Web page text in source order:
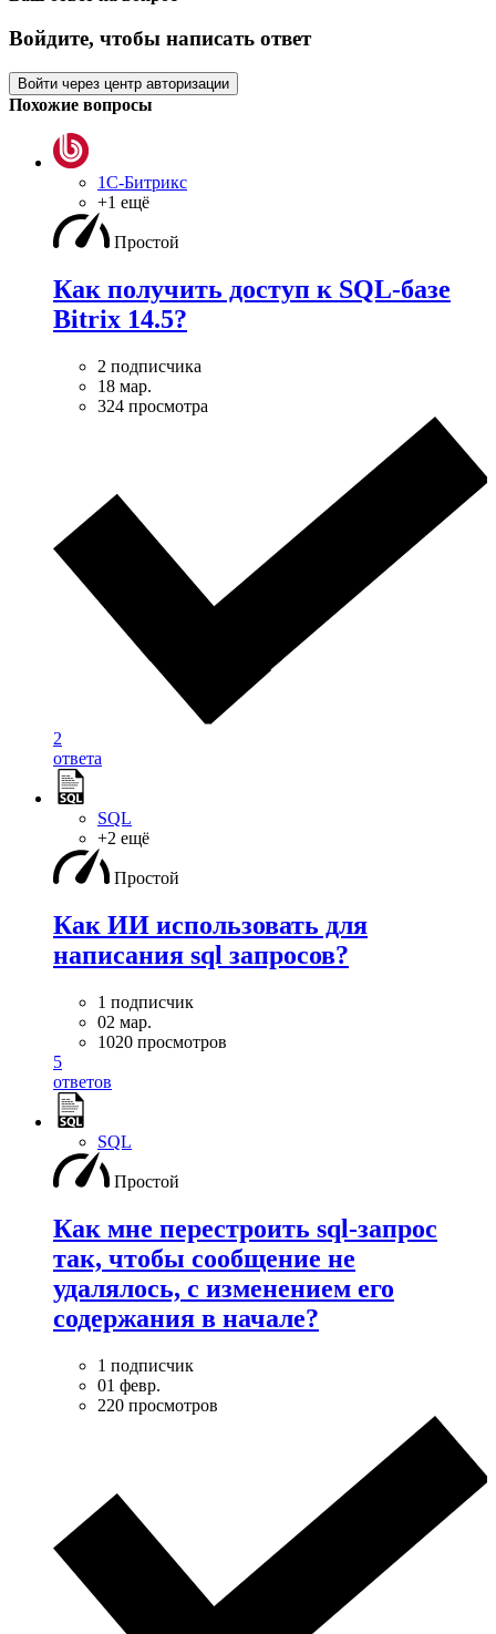
Войдите, чтобы написать ответ
Войти через центр авторизации
Похожие вопросы
1С-Битрикс
+1 ещё
Простой
Как получить доступ к SQL-базе
Bitrix 14.5?
2 подписчика
18 мар.
324 просмотра
2
ответа
SQL
+2 ещё
Простой
Как ИИ использовать для
написания sql запросов?
1 подписчик
02 мар.
1020 просмотров
5
ответов
SQL
Простой
Как мне перестроить sql-запрос
так, чтобы сообщение не
удалялось, с изменением его
содержания в начале?
1 подписчик
01 февр.
220 просмотров